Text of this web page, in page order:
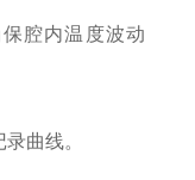
腔内温度波动
曲线。